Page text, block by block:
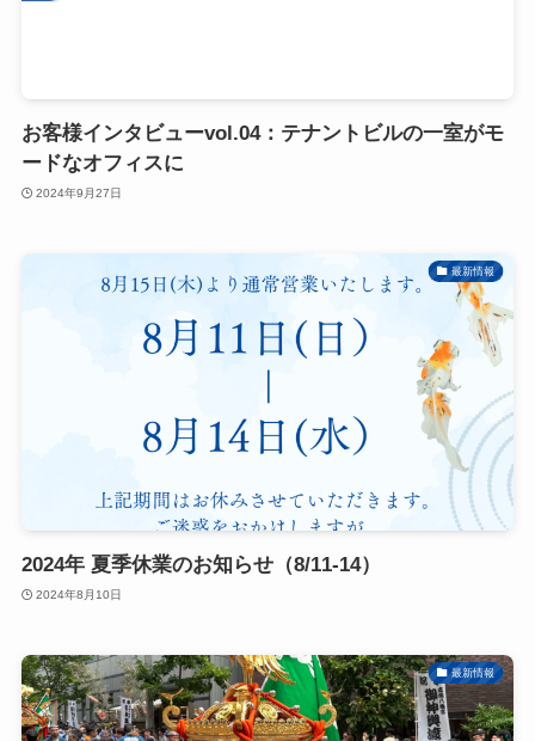
お客様インタビューvol.04：テナントビルの一室がモ
ードなオフィスに
2024年9月27日
最新情報
2024年 夏季休業のお知らせ（8/11-14）
2024年8月10日
最新情報